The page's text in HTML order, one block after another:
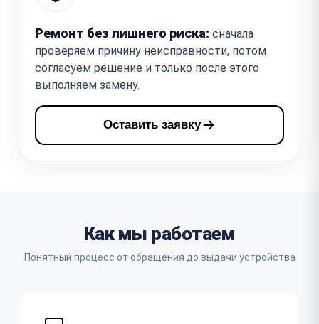
Ремонт без лишнего риска: сначала
проверяем причину неисправности, потом
согласуем решение и только после этого
выполняем замену.
Оставить заявку
Как мы работаем
Понятный процесс от обращения до выдачи устройства